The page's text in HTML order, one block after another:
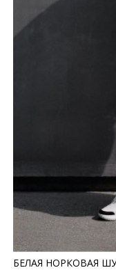
БЕЛАЯ НОРКОВАЯ